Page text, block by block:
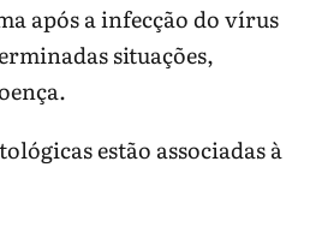
após a infecção do vírus
situações,
estão associadas à